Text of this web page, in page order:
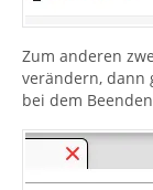
Zum anderen
verändern, dann
bei dem